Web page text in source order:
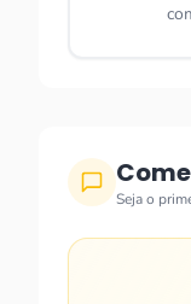
Seja o